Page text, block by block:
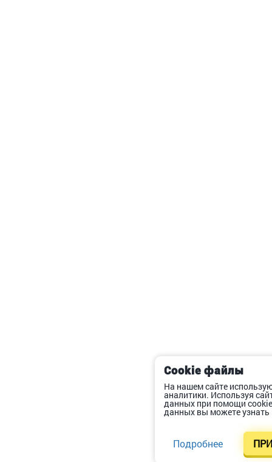
Cookie файлы
На нашем сайте
аналитики. Используя
данных при помощи
данных вы можете узнать
Подробнее